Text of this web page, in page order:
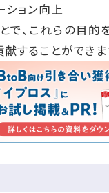
ション向上
で、これらの目的
することができま